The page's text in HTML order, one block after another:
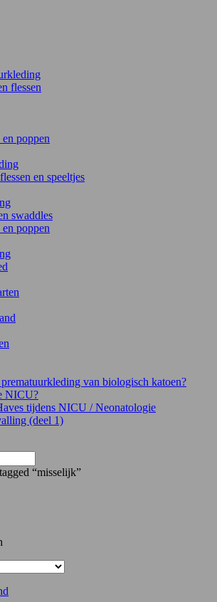
flessen
poppen
en speeltjes
swaddles
poppen
van biologisch katoen?
NICU?
tijdens NICU / Neonatologie
(deel 1)
“misselijk”